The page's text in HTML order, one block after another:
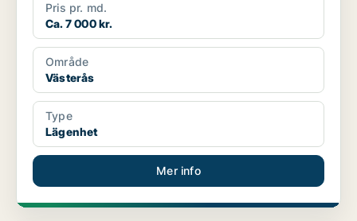
Pris pr. md.
Ca. 7 000 kr.
Område
Västerås
Type
Lägenhet
Mer info